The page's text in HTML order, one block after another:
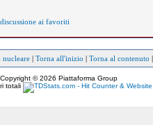
ai favoriti
|Torna all'inizio |Torna al contenuto
© 2026 Piattaforma Group
totali